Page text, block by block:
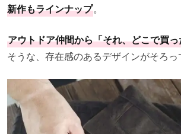
新作もラインナップ。
アウトドア仲間から「それ、どこで買
そうな、存在感のあるデザインがそろっ